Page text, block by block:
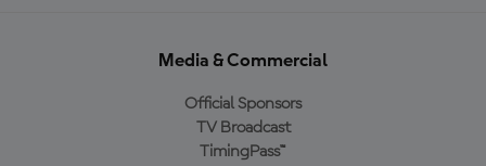
Media & Commercial
Official Sponsors
TV Broadcast
TimingPass™